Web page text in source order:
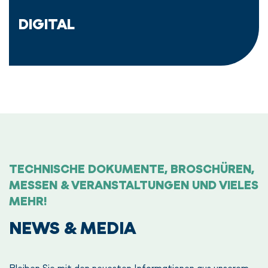
DIGITAL
TECHNISCHE DOKUMENTE, BROSCHÜREN,
MESSEN & VERANSTALTUNGEN UND VIELES
MEHR!
NEWS & MEDIA